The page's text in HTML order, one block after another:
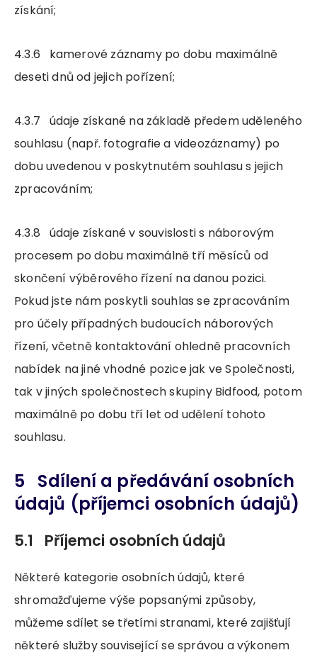
získání;
4.3.6 kamerové záznamy po dobu maximálně
deseti dnů od jejich pořízení;
4.3.7 údaje získané na základě předem uděleného
souhlasu (např. fotografie a videozáznamy) po
dobu uvedenou v poskytnutém souhlasu s jejich
zpracováním;
4.3.8 údaje získané v souvislosti s náborovým
procesem po dobu maximálně tří měsíců od
skončení výběrového řízení na danou pozici.
Pokud jste nám poskytli souhlas se zpracováním
pro účely případných budoucích náborových
řízení, včetně kontaktování ohledně pracovních
nabídek na jiné vhodné pozice jak ve Společnosti,
tak v jiných společnostech skupiny Bidfood, potom
maximálně po dobu tří let od udělení tohoto
souhlasu.
5 Sdílení a předávání osobních
údajů (příjemci osobních údajů)
5.1 Příjemci osobních údajů
Některé kategorie osobních údajů, které
shromažďujeme výše popsanými způsoby,
můžeme sdílet se třetími stranami, které zajišťují
některé služby související se správou a výkonem